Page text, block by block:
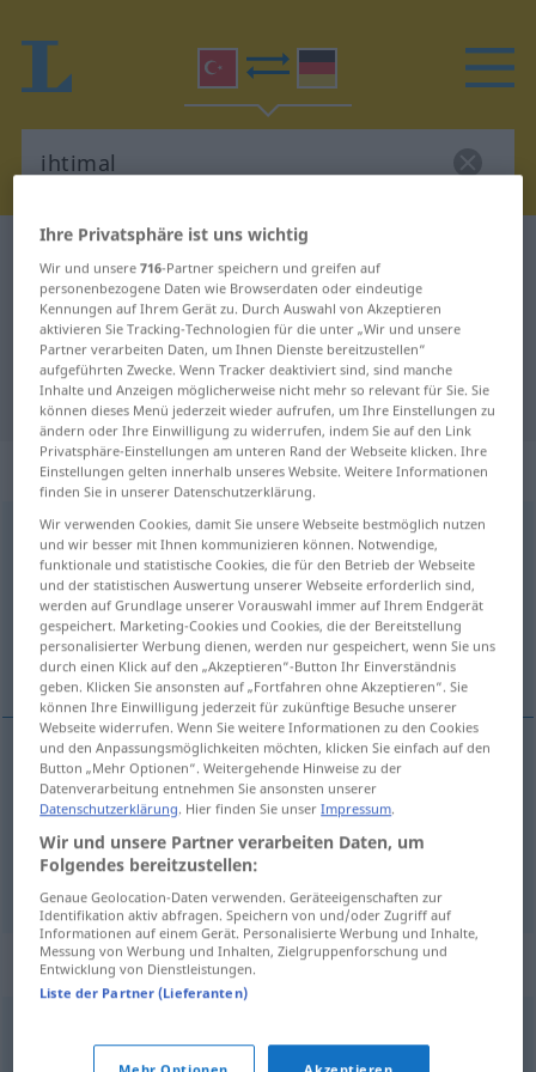
Türkisch-Deutsch Wörterbuch
Türkisch-Deutsch Übersetzung für
"ihtimal"
"ihtimal" Deutsch Übersetzung
„ihtimal“
ihtimal [aː] <-li >
Übersicht aller Übersetzungen
(Für mehr Details die Übersetzung anklicken/antippen)
Wahrscheinlichkeit, wahrscheinlich
Wahrscheinlichkeit F ihtimal
wahrscheinlich ihtimal
Beispielsätze für "ihtimal"
ihtimal
Ihre Privatsphäre ist uns wichtig
Wir und unsere716-Partner speichern und greifen auf
personenbezogene Daten wie Browserdaten oder eindeutige
Kennungen auf Ihrem Gerät zu. Durch Auswahl von Akzeptieren
aktivieren Sie Tracking-Technologien für die unter „Wir und unsere
Partner verarbeiten Daten, um Ihnen Dienste bereitzustellen“
aufgeführten Zwecke. Wenn Tracker deaktiviert sind, sind manche
Inhalte und Anzeigen möglicherweise nicht mehr so relevant für Sie. Sie
können dieses Menü jederzeit wieder aufrufen, um Ihre Einstellungen zu
ändern oder Ihre Einwilligung zu widerrufen, indem Sie auf den Link
Privatsphäre-Einstellungen am unteren Rand der Webseite klicken. Ihre
Einstellungen gelten innerhalb unseres Website. Weitere Informationen
finden Sie in unserer Datenschutzerklärung.
Wir verwenden Cookies, damit Sie unsere Webseite bestmöglich nutzen
und wir besser mit Ihnen kommunizieren können. Notwendige,
funktionale und statistische Cookies, die für den Betrieb der Webseite
und der statistischen Auswertung unserer Webseite erforderlich sind,
werden auf Grundlage unserer Vorauswahl immer auf Ihrem Endgerät
gespeichert. Marketing-Cookies und Cookies, die der Bereitstellung
personalisierter Werbung dienen, werden nur gespeichert, wenn Sie uns
durch einen Klick auf den „Akzeptieren“-Button Ihr Einverständnis
geben. Klicken Sie ansonsten auf „Fortfahren ohne Akzeptieren“. Sie
können Ihre Einwilligung jederzeit für zukünftige Besuche unserer
Webseite widerrufen. Wenn Sie weitere Informationen zu den Cookies
und den Anpassungsmöglichkeiten möchten, klicken Sie einfach auf den
Button „Mehr Optionen“. Weitergehende Hinweise zu der
Datenverarbeitung entnehmen Sie ansonsten unserer
Datenschutzerklärung. Hier finden Sie unserImpressum.
Wir und unsere Partner verarbeiten Daten, um
Folgendes bereitzustellen:
Genaue Geolocation-Daten verwenden. Geräteeigenschaften zur
Identifikation aktiv abfragen. Speichern von und/oder Zugriff auf
Informationen auf einem Gerät. Personalisierte Werbung und Inhalte,
Messung von Werbung und Inhalten, Zielgruppenforschung und
Entwicklung von Dienstleistungen.
Liste der Partner (Lieferanten)